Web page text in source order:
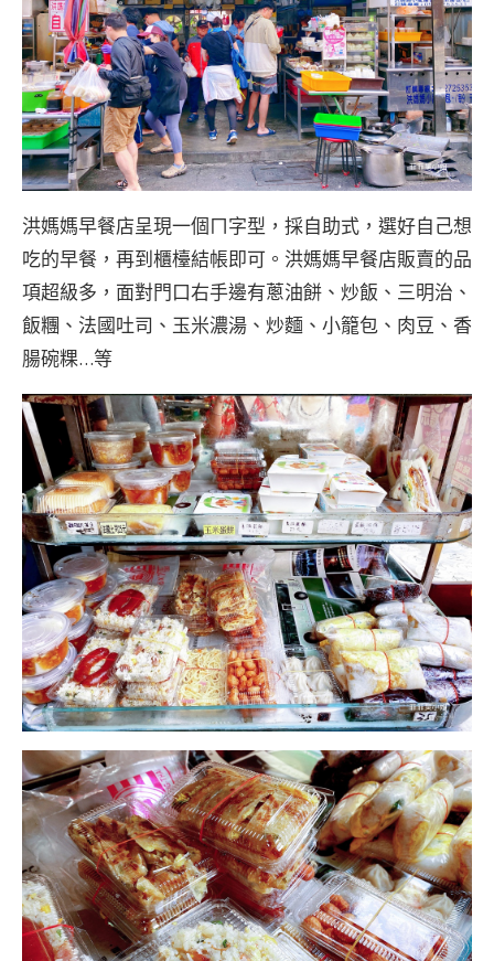
洪媽媽早餐店呈現一個ㄇ字型，採自助式，選好自己想
吃的早餐，再到櫃檯結帳即可。洪媽媽早餐店販賣的品
項超級多，面對門口右手邊有蔥油餅、炒飯、三明治、
飯糰、法國吐司、玉米濃湯、炒麵、小籠包、肉豆、香
腸碗粿…等